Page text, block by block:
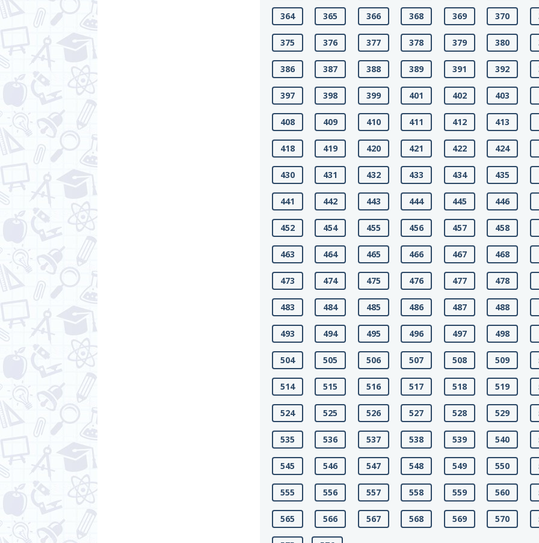
364 365 366 368 369 370
375 376 377 378 379 380
386 387 388 389 391 392
397 398 399 401 402 403
408 409 410 411 412 413
418 419 420 421 422 424
430 431 432 433 434 435
441 442 443 444 445 446
452 454 455 456 457 458
463 464 465 466 467 468
473 474 475 476 477 478
483 484 485 486 487 488
493 494 495 496 497 498
504 505 506 507 508 509
514 515 516 517 518 519
524 525 526 527 528 529
535 536 537 538 539 540
545 546 547 548 549 550
555 556 557 558 559 560
565 566 567 568 569 570